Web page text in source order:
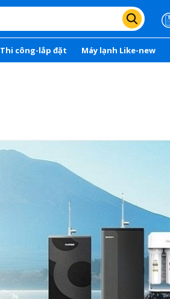
Thi công-lắp đặt Máy lạnh Like-new